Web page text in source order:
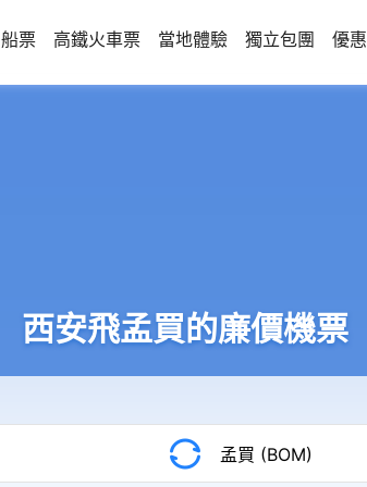
船票 高鐵火車票 當地體驗 獨立包團 優惠
西安飛孟買的廉價機票